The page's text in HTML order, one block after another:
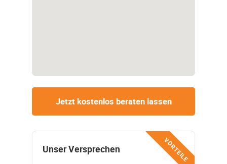
Jetzt kostenlos beraten lassen
VORTEILE
Unser Versprechen